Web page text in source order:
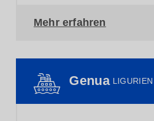
Mehr erfahren
Genua LIGURIEN